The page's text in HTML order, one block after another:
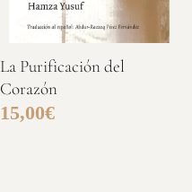
La Purificación del
Corazón
15,00€